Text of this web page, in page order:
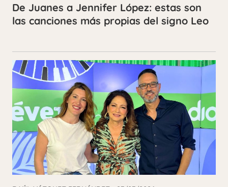
De Juanes a Jennifer López: estas son
las canciones más propias del signo Leo